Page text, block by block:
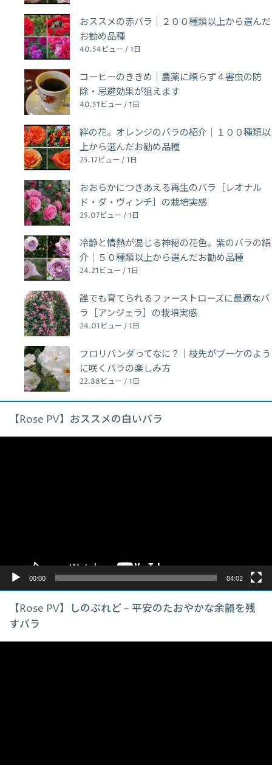
おススメの赤バラ｜２００種類以上から選んだ
お勧め品種
40.54ビュー / 1日
コーヒーのききめ｜農薬に頼らず４害虫の防
除・忌避効果が狙えます
40.51ビュー / 1日
絆の花。オレンジのバラの紹介｜１００種類以
上から選んだお勧め品種
25.17ビュー / 1日
おおらかにつきあえる再生のバラ［レオナル
ド・ダ・ヴィンチ］の栽培実感
25.07ビュー / 1日
冷静と情熱が混じる神秘の花色。紫のバラの紹
介｜５０種類以上から選んだお勧め品種
24.21ビュー / 1日
誰でも育てられるファーストローズに最適なバ
ラ［アンジェラ］の栽培実感
24.01ビュー / 1日
フロリバンダってなに？｜枝先がブーケのよう
に咲くバラの楽しみ方
22.88ビュー / 1日
【Rose PV】おススメの白いバラ
00:00 04:02
【Rose PV】しのぶれど – 平安のたおやかな余韻を残
すバラ